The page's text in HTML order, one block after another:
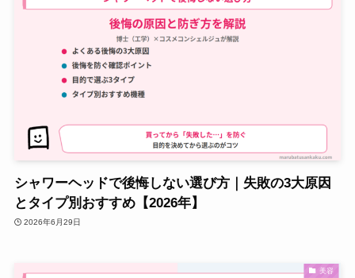
シャワーヘッドで後悔しない選び方｜失敗の3大原因
とタイプ別おすすめ【2026年】
2026年6月29日
美容